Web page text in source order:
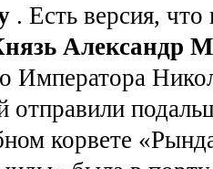
. Есть версия, что
Александр
Императора
отправили
корвете